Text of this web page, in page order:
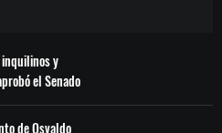
inquilinos y
el Senado
de Osvaldo